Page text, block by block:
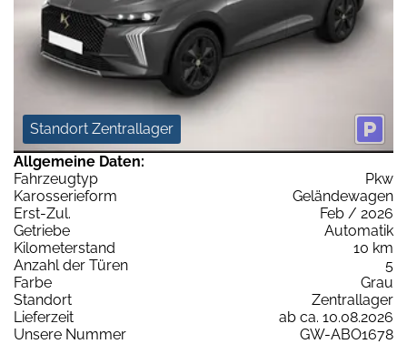
Standort Zentrallager
Allgemeine Daten:
Fahrzeugtyp
Pkw
Karosserieform
Geländewagen
Erst-Zul.
Feb / 2026
Getriebe
Automatik
Kilometerstand
10 km
Anzahl der Türen
5
Farbe
Grau
Standort
Zentrallager
Lieferzeit
ab ca. 10.08.2026
Unsere Nummer
GW-ABO1678